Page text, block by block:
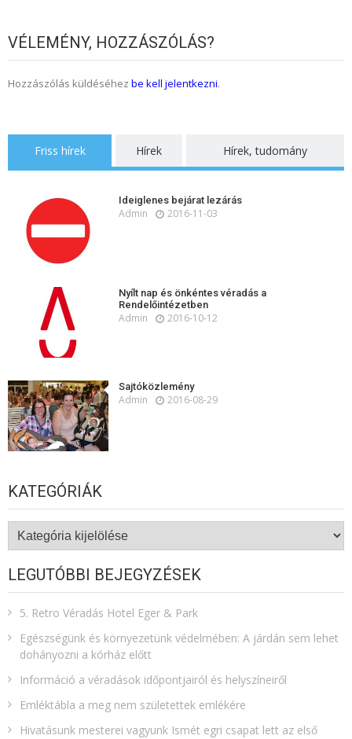
VÉLEMÉNY, HOZZÁSZÓLÁS?
Hozzászólás küldéséhez be kell jelentkezni.
Friss hírek Hírek Hírek, tudomány
Ideiglenes bejárat lezárás
Admin 2016-11-03
Nyílt nap és önkéntes véradás a
Rendelőintézetben
Admin 2016-10-12
Sajtóközlemény
Admin 2016-08-29
KATEGÓRIÁK
Kategóriák
LEGUTÓBBI BEJEGYZÉSEK
5. Retro Véradás Hotel Eger & Park
Egészségünk és környezetünk védelmében: A járdán sem lehet
dohányozni a kórház előtt
Információ a véradások időpontjairól és helyszíneiről
Emléktábla a meg nem születettek emlékére​
Hivatásunk mesterei vagyunk Ismét egri csapat lett az első